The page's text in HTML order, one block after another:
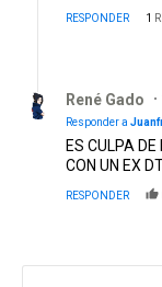
RESPONDER 1
René Gado
Responder a
ES CULPA
CON UN EX
RESPONDER